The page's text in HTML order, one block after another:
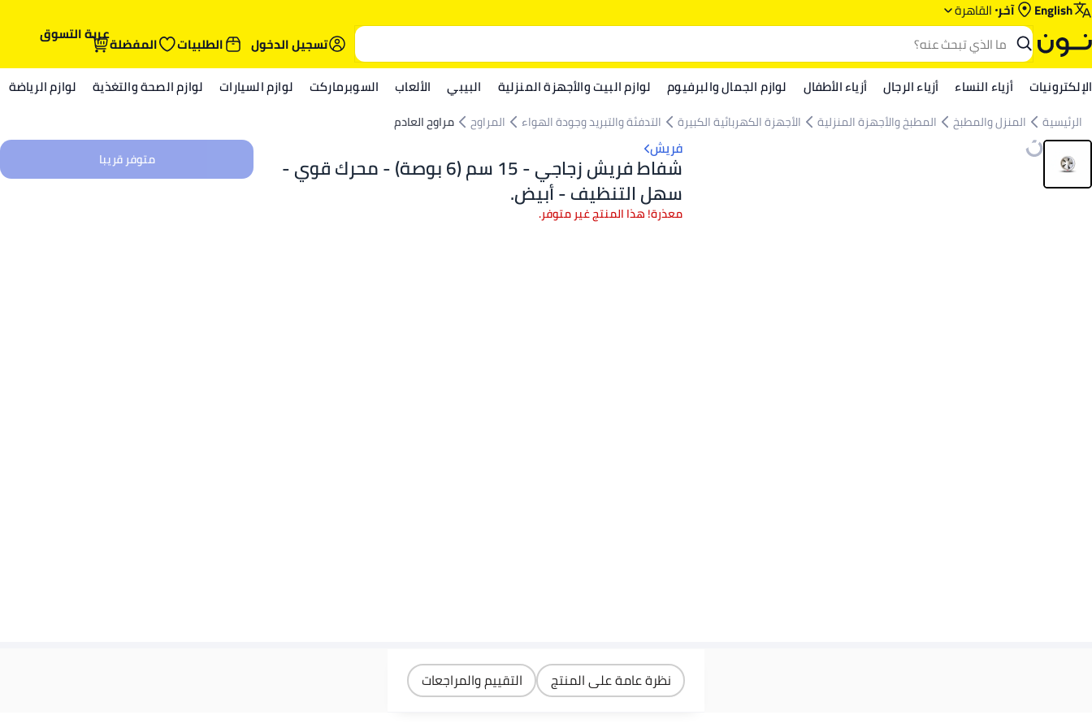
English آخر القاهرة
تسجيل الدخول
الطلبيات المفضلةعربة التسوق
الإلكترونيات أزياء النساء أزياء الرجال أزياء الأطفال لوازم الجمال والبرفيوم لوازم البيت والأجهزة المنزلية البيبي الألعاب السوبرماركت لوازم السيارات لوازم الصحة والتغذية لوازم الرياضة
الرئيسية المنزل والمطبخ المطبخ والأجهزة المنزلية الأجهزة الكهربائية الكبيرة التدفئة والتبريد وجودة الهواء المراوح مراوح العادم
فريش
شفاط فريش زجاجي - 15 سم (6 بوصة) - محرك قوي -
سهل التنظيف - أبيض.
معذرة! هذا المنتج غير متوفر.
متوفر قريبا
نظرة عامة على المنتج التقييم والمراجعات